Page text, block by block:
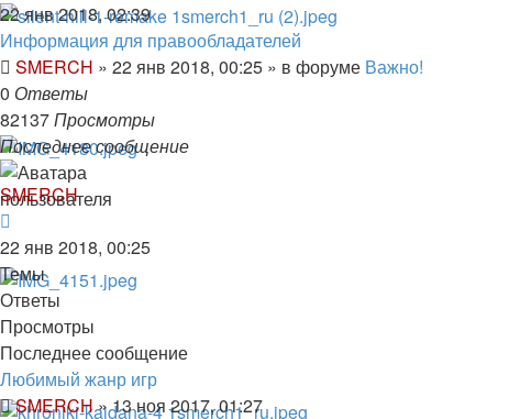
22 янв 2018, 02:39
Информация для правообладателей
SMERCH » 22 янв 2018, 00:25 » в форуме Важно!
0 Ответы
82137Просмотры
Последнее сообщение
SMERCH
22 янв 2018, 00:25
Темы
Ответы
Просмотры
Последнее сообщение
Любимый жанр игр
SMERCH»13 ноя 2017, 01:27